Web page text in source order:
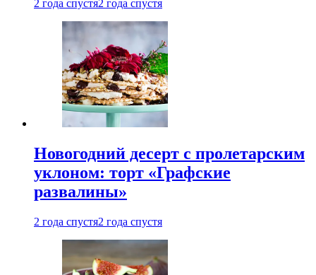
2 года спустя2 года спустя
Новогодний десерт с пролетарским
уклоном: торт «Графские
развалины»
2 года спустя2 года спустя